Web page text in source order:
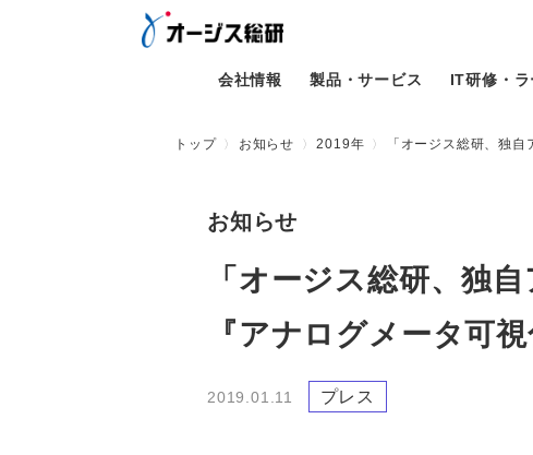
会社情報 製品・サービス IT研修・
トップ お知らせ 2019年 「オージス総研、独
お知らせ
「オージス総研、独
『アナログメータ可
2019.01.11 プレス